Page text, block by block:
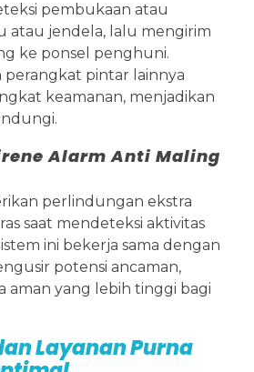
pembukaan atau
atau jendela, lalu mengirim
ke ponsel penghuni.
perangkat pintar lainnya
keamanan, menjadikan
Alarm Anti Maling
perlindungan ekstra
saat mendeteksi aktivitas
ini bekerja sama dengan
potensi ancaman,
aman yang lebih tinggi bagi
Layanan Purna